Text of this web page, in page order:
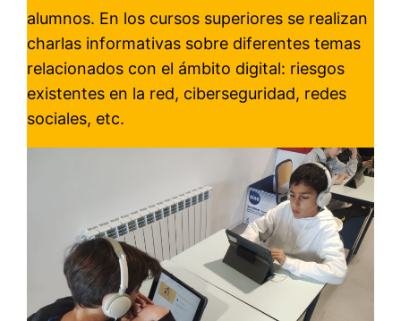
alumnos. En los cursos superiores se realizan
charlas informativas sobre diferentes temas
relacionados con el ámbito digital: riesgos
existentes en la red, ciberseguridad, redes
sociales, etc.